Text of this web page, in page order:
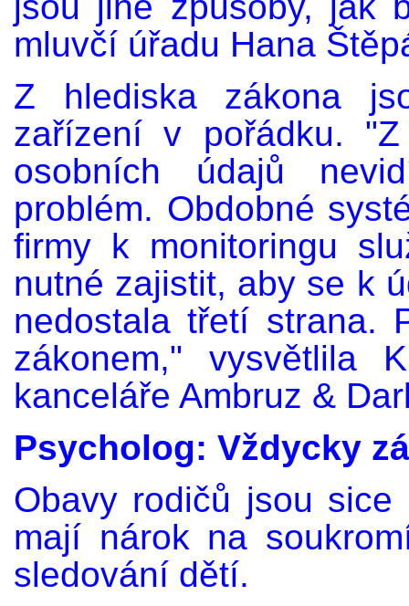
mluvčí úřadu Hana
Z hlediska zákona
zařízení v pořádku.
osobních údajů
problém. Obdobné
firmy k monitoringu
nutné zajistit, aby se k
nedostala třetí strana.
zákonem," vysvětlila
kanceláře Ambruz &
Psycholog: Vždycky
Obavy rodičů jsou
mají nárok na
sledování dětí.